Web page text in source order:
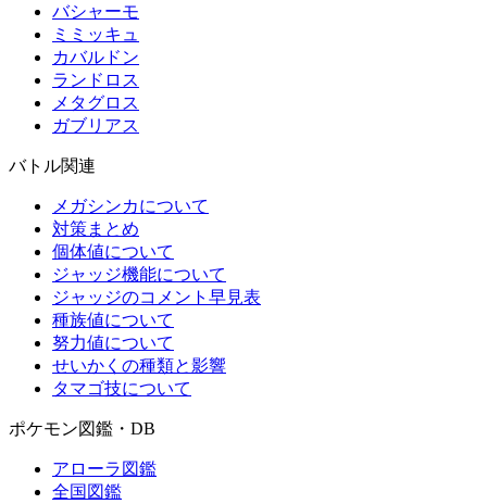
バシャーモ
ミミッキュ
カバルドン
ランドロス
メタグロス
ガブリアス
バトル関連
メガシンカについて
対策まとめ
個体値について
ジャッジ機能について
ジャッジのコメント早見表
種族値について
努力値について
せいかくの種類と影響
タマゴ技について
ポケモン図鑑・DB
アローラ図鑑
全国図鑑